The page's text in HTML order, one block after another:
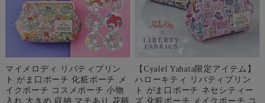
マイメロディ リバティプリン
ト がま口ポーチ 化粧ポーチ メ
イクポーチ コスメポーチ 小物
入れ 大きめ 収納 マチあり 花柄
【Cyalel Yahata限定アイテム】
ハローキティ リバティプリン
ト がま口ポーチ ネセシティー
ズ 化粧ポーチ メイクポーチ コ